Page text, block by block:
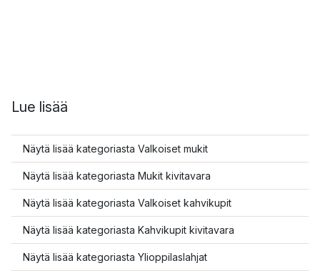
Lue lisää
Näytä lisää kategoriasta Valkoiset mukit
Näytä lisää kategoriasta Mukit kivitavara
Näytä lisää kategoriasta Valkoiset kahvikupit
Näytä lisää kategoriasta Kahvikupit kivitavara
Näytä lisää kategoriasta Ylioppilaslahjat